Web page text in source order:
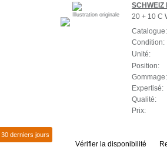
derniers jours
Illustration originale
SCHWEIZ
20 + 10 C
Catalogue:
Condition:
Unité:
Position:
Gommage:
Expertisé:
Qualité:
Prix:
Vérifier la disponibilité